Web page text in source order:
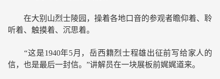
在大别山烈士陵园，操着各地口音的参观者瞻仰着、聆
听着、触摸着、沉思着。
“这是1940年5月，岳西籍烈士程雄出征前写给家人的
信，也是最后一封信。”讲解员在一块展板前娓娓道来。